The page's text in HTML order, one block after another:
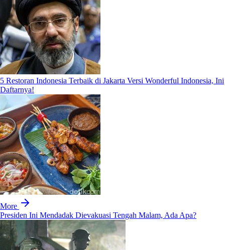
5 Restoran Indonesia Terbaik di Jakarta Versi Wonderful Indonesia, Ini
Daftarnya!
More
Presiden Ini Mendadak Dievakuasi Tengah Malam, Ada Apa?